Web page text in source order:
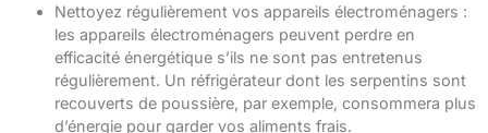
Nettoyez régulièrement vos appareils électroménagers :
les appareils électroménagers peuvent perdre en
efficacité énergétique s’ils ne sont pas entretenus
régulièrement. Un réfrigérateur dont les serpentins sont
recouverts de poussière, par exemple, consommera plus
d’énergie pour garder vos aliments frais.